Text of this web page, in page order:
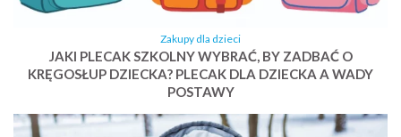
Zakupy dla dzieci
JAKI PLECAK SZKOLNY WYBRAĆ, BY ZADBAĆ O
KRĘGOSŁUP DZIECKA? PLECAK DLA DZIECKA A WADY
POSTAWY